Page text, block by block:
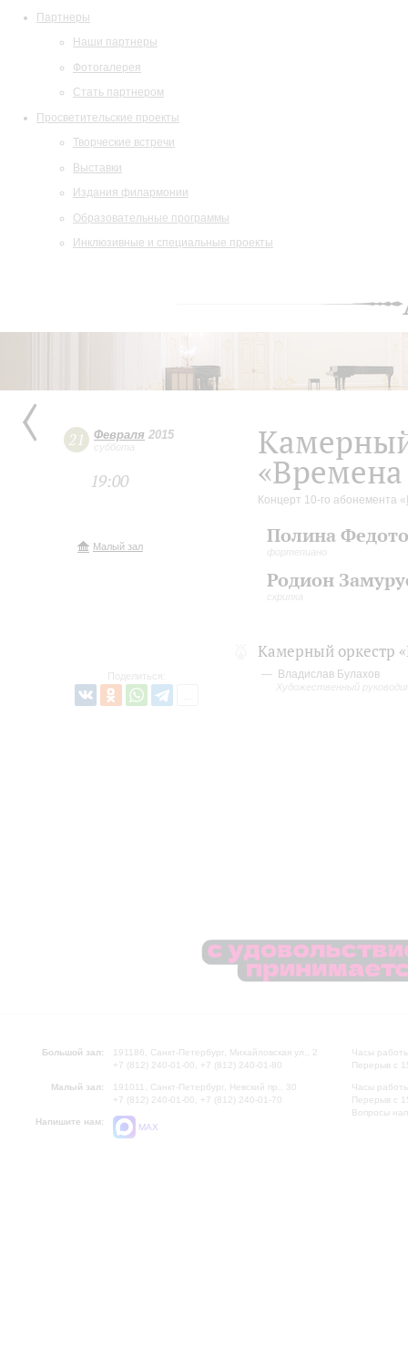
Партнеры
Наши партнеры
Фотогалерея
Стать партнером
Просветительские проекты
Творческие встречи
Выставки
Издания филармонии
Образовательные программы
Инклюзивные и специальные проекты
21 Февраля 2015
суббота
19:00
Малый зал
Поделиться:
«Времена
Концерт 10-го абонемента «
Полина
фортепиано
Родион
скрипка
Камерный оркестр
Владислав Булахов
Художественный
Большой зал:
191186, Санкт-Петербург, Михайловская ул., 2
+7 (812) 240-01-00, +7 (812) 240-01-80
Малый зал:
191011, Санкт-Петербург, Невский пр., 30
+7 (812) 240-01-00, +7 (812) 240-01-70
Напишите нам:
MAX
Часы
Перерыв с
Часы
Перерыв с
Вопросы